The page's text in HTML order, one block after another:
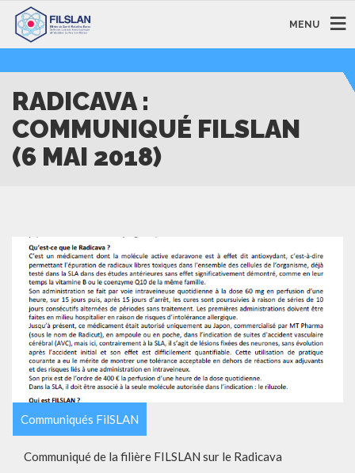
MENU
RADICAVA :
COMMUNIQUÉ FILSLAN
(6 MAI 2018)
Communiqués FilSLAN
Communiqué de la filière FILSLAN sur le Radicava